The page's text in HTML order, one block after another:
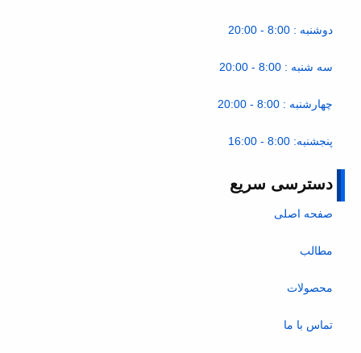
دوشنبه : 8:00 - 20:00
سه شنبه : 8:00 - 20:00
چهارشنبه : 8:00 - 20:00
پنجشنبه: 8:00 - 16:00
دسترسی سریع
صفحه اصلی
مطالب
محصولات
تماس با ما